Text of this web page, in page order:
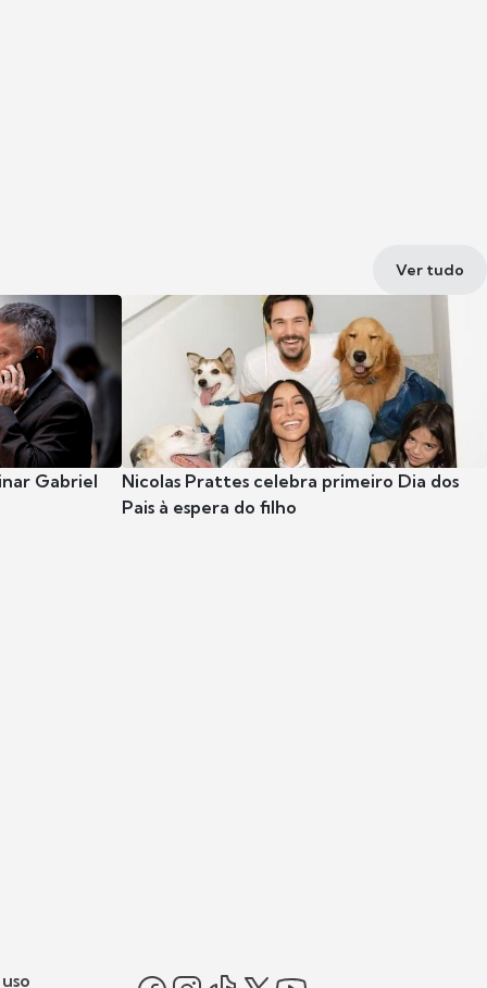
Ver tudo
Gabriel
Nicolas Prattes celebra primeiro Dia dos
Pais à espera do filho